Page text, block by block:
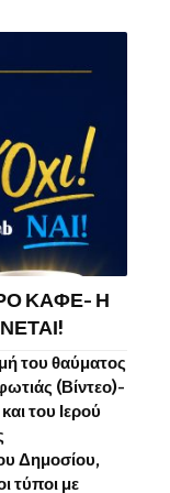
ΚΑΦΕ- Η
του θαύματος
(Βίντεο)-
του Ιερού
Δημοσίου,
τύποι με